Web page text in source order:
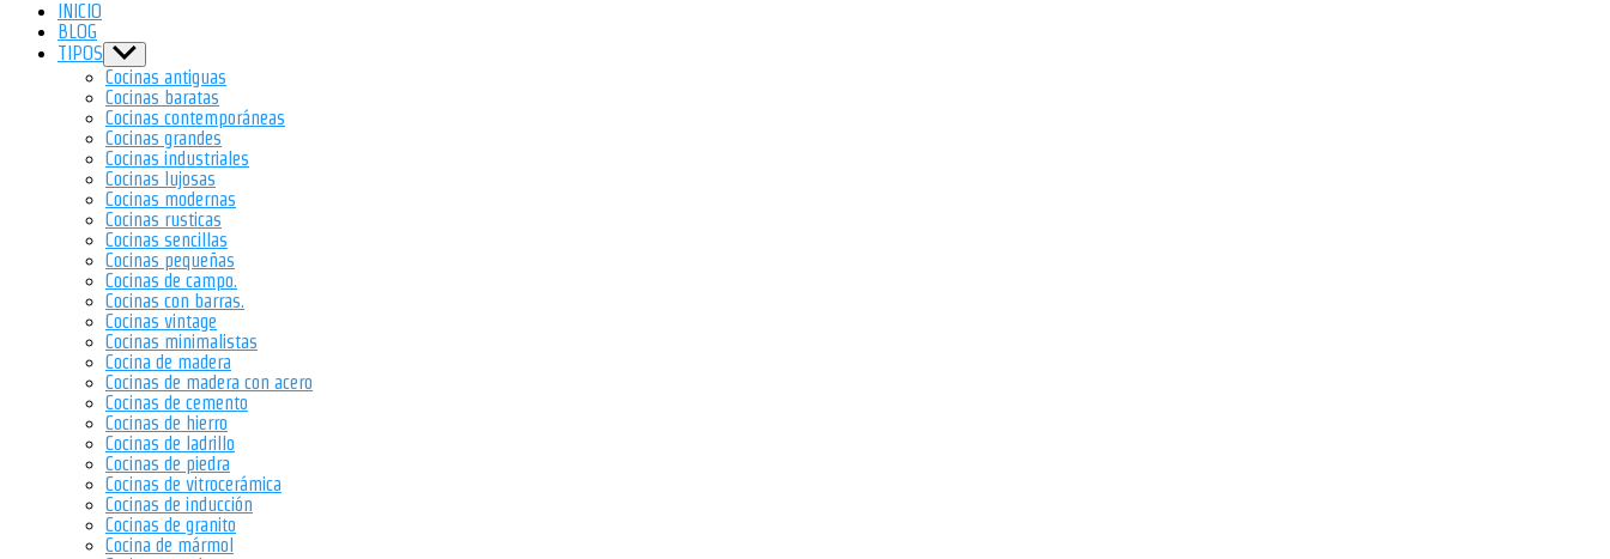
INICIO
BLOG
TIPOS Show
sub
menu
Cocinas antiguas
Cocinas baratas
Cocinas contemporáneas
Cocinas grandes
Cocinas industriales
Cocinas lujosas
Cocinas modernas
Cocinas rusticas
Cocinas sencillas
Cocinas pequeñas
Cocinas de campo.
Cocinas con barras.
Cocinas vintage
Cocinas minimalistas
Cocina de madera
Cocinas de madera con acero
Cocinas de cemento
Cocinas de hierro
Cocinas de ladrillo
Cocinas de piedra
Cocinas de vitrocerámica
Cocinas de inducción
Cocinas de granito
Cocina de mármol